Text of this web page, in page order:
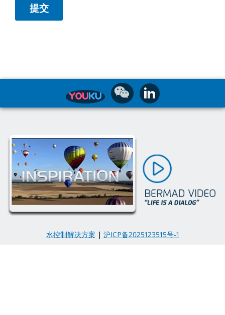
水控制解决方案 | 沪ICP备2025123515号-1